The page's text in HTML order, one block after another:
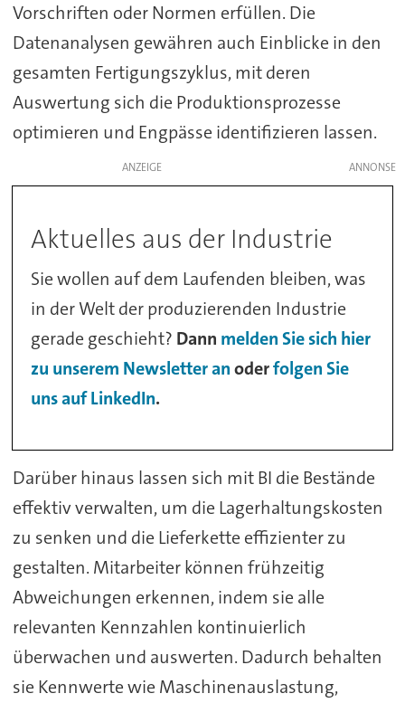
Vorschriften oder Normen erfüllen. Die
Datenanalysen gewähren auch Einblicke in den
gesamten Fertigungszyklus, mit deren
Auswertung sich die Produktionsprozesse
optimieren und Engpässe identifizieren lassen.
ANZEIGE
Aktuelles aus der Industrie
Sie wollen auf dem Laufenden bleiben, was
in der Welt der produzierenden Industrie
gerade geschieht? Dann melden Sie sich hier
zu unserem Newsletter anoderfolgen Sie
uns auf LinkedIn.
Darüber hinaus lassen sich mit BI die Bestände
effektiv verwalten, um die Lagerhaltungskosten
zu senken und die Lieferkette effizienter zu
gestalten. Mitarbeiter können frühzeitig
Abweichungen erkennen, indem sie alle
relevanten Kennzahlen kontinuierlich
überwachen und auswerten. Dadurch behalten
sie Kennwerte wie Maschinenauslastung,